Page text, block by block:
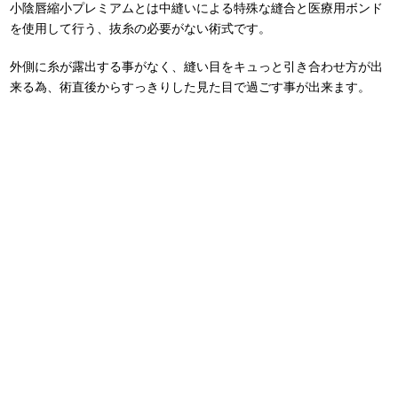
小陰唇縮小プレミアムとは中縫いによる特殊な縫合と医療用ボンド
を使用して行う、抜糸の必要がない術式です。
外側に糸が露出する事がなく、縫い目をキュっと引き合わせ方が出
来る為、術直後からすっきりした見た目で過ごす事が出来ます。